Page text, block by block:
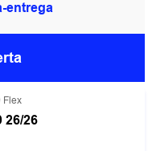
entrega
Flex
26/26